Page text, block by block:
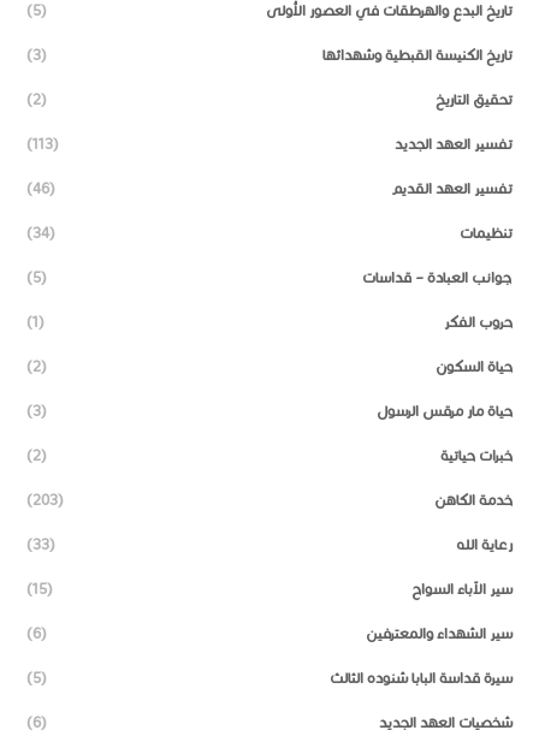
تاريخ البدع والهرطقات في العصور الأولى (5)
تاريخ الكنيسة القبطية وشهدائها (3)
تحقيق التاريخ (2)
تفسير العهد الجديد (113)
تفسير العهد القديم (46)
تنظيمات (34)
جوانب العبادة – قداسات (5)
حروب الفكر (1)
حياة السكون (2)
حياة مار مرقس الرسول (3)
خبرات حياتية (2)
خدمة الكاهن (203)
رعاية الله (33)
سير الآباء السواح (15)
سير الشهداء والمعترفين (6)
سيرة قداسة البابا شنوده الثالث (5)
شخصيات العهد الجديد (6)